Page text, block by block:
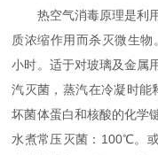
热空气消毒原理是利用
质浓缩作用而杀灭微生
小时。适于对玻璃及金属
汽灭菌，蒸汽在冷凝时能
坏菌体蛋白和核酸的化学
水煮常压灭菌：100℃。